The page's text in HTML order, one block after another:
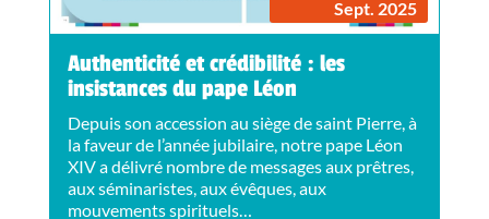
Sept. 2025
Authenticité et crédibilité : les
insistances du pape Léon
Depuis son accession au siège de saint Pierre, à
la faveur de l’année jubilaire, notre pape Léon
XIV a délivré nombre de messages aux prêtres,
aux séminaristes, aux évêques, aux
mouvements spirituels…